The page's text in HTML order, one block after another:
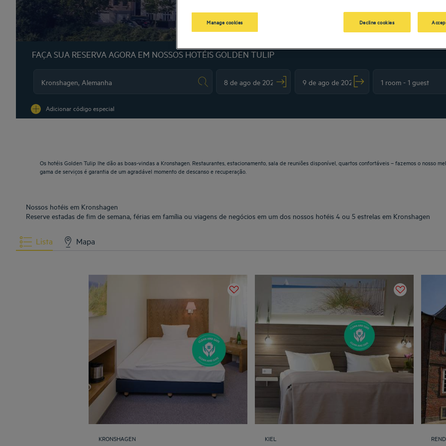
FAÇA SUA RESERVA AGORA EM NOSSOS HOTÉIS GOLDEN TULIP
Adicionar código especial
Os hotéis Golden Tulip lhe dão as boas-vindas a Kronshagen. Restaurantes, estacionamento, sala de reuniões disponível, quartos confortáveis – fazemos o nosso
gama de serviços é garantia de um agradável momento de descanso e recuperação.
Nossos hotéis em Kronshagen
Reserve estadas de fim de semana, férias em família ou viagens de negócios em um dos nossos hotéis 4 ou 5 estrelas em Kronshagen
Lista Mapa
KRONSHAGEN KIEL
Manage cookies Decline cookies